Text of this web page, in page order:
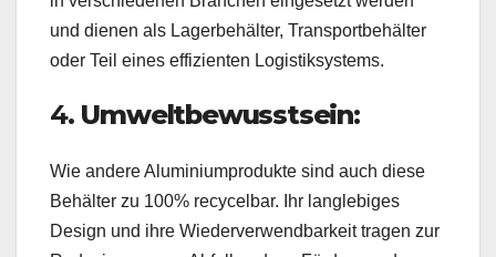
und dienen als Lagerbehälter, Transportbehälter
oder Teil eines effizienten Logistiksystems.
4. Umweltbewusstsein:
Wie andere Aluminiumprodukte sind auch diese
Behälter zu 100% recycelbar. Ihr langlebiges
Design und ihre Wiederverwendbarkeit tragen zur